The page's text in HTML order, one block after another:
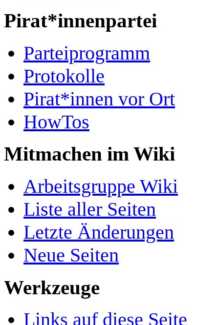
Pirat*innenpartei
Parteiprogramm
Protokolle
Pirat*innen vor Ort
HowTos
Mitmachen im Wiki
Arbeitsgruppe Wiki
Liste aller Seiten
Letzte Änderungen
Neue Seiten
Werkzeuge
Links auf diese Seite